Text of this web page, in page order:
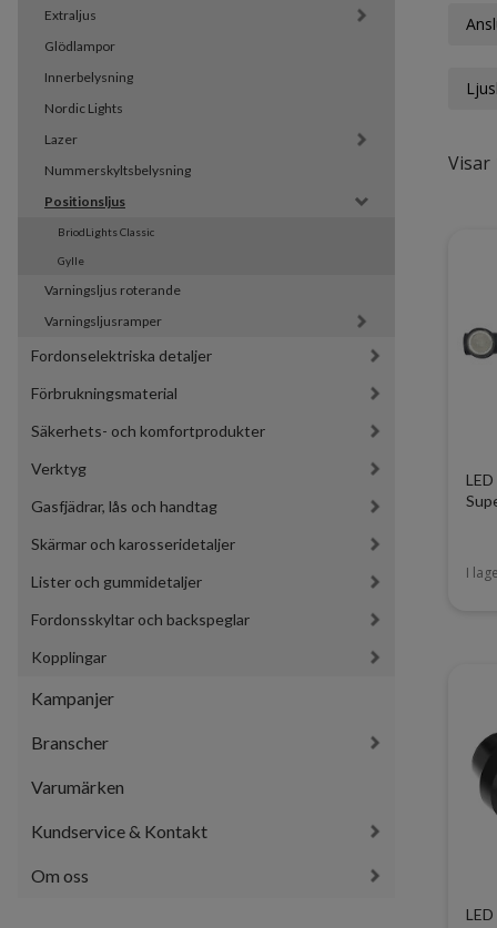
Extraljus
Glödlampor
Innerbelysning
Nordic Lights
Lazer
Nummerskyltsbelysning
Positionsljus
BriodLights Classic
Gylle
Varningsljus roterande
Varningsljusramper
Fordonselektriska detaljer
Förbrukningsmaterial
Säkerhets- och komfortprodukter
Verktyg
Gasfjädrar, lås och handtag
Skärmar och karosseridetaljer
Lister och gummidetaljer
Fordonsskyltar och backspeglar
Kopplingar
Kampanjer
Branscher
Varumärken
Kundservice & Kontakt
Om oss
Visar
I